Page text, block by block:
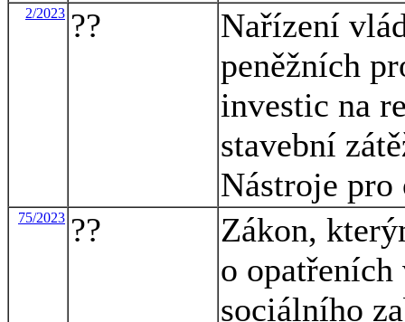
2/2023 ??
Nařízení
peněžních
investic na
stavební
Nástroje
75/2023 ??
Zákon,
o
sociálního